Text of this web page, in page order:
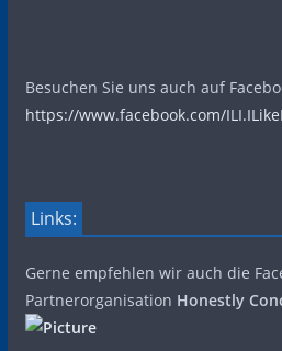
Besuchen Sie uns auch auf
https://www.facebook.com/
Links:
Gerne empfehlen wir auch die
Partnerorganisation Honestly